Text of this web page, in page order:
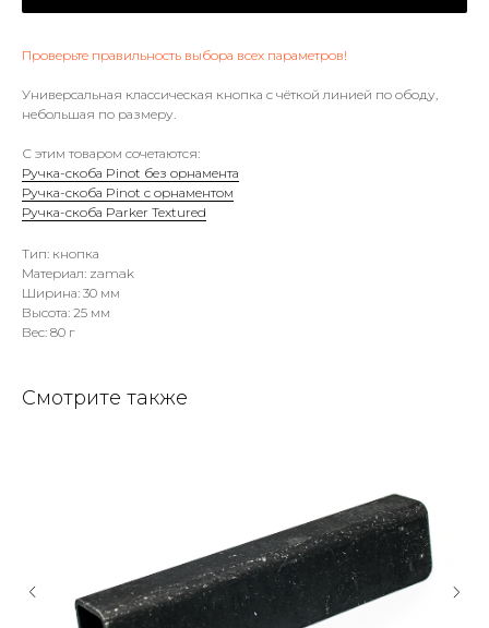
Проверьте правильность выбора всех параметров!
Универсальная классическая кнопка с чёткой линией по ободу,
небольшая по размеру.
С этим товаром сочетаются:
Ручка-скоба Pinot без орнамента
Ручка-скоба Pinot с орнаментом
Ручка-скоба Parker Textured
Тип: кнопка
Материал: zamak
Ширина: 30 мм
Высота: 25 мм
Вес: 80 г
Смотрите также